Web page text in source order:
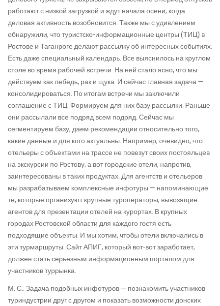
работают с низкой загрузкой и ждут начала осени, когда
деловая активность возобновится. Также мы с удивлением
обнаружили, что туристско-информационные центры (ТИЦ) в
Ростове и Таганроге делают рассылку об интересных событиях.
Есть даже специальный календарь. Все выяснилось на круглом
столе во время рабочей встречи. На ней стало ясно, что мы
действуем как лебедь, рак и щука. И сейчас главная задача —
консолидироваться. По итогам встречи мы заключили
соглашение с ТИЦ. Формируем для них базу рассылки. Раньше
они рассылали все подряд всем подряд. Сейчас мы
сегментируем базу, даем рекомендации относительно того,
какие данные и для кого актуальны. Например, очевидно, что
отельеры с объектами на трассе не повезут своих постояльцев
на экскурсии по Ростову; а вот городские отели, напротив,
заинтересованы в таких продуктах. Для агентств и отельеров
мы разрабатываем комплексные инфотуры — напоминающие
те, которые организуют крупные туроператоры, вывозящие
агентов для презентации отелей на курортах. В крупных
городах Ростовской области для каждого гостя есть
подходящие объекты. И мы хотим, чтобы отели включались в
эти турмаршруты. Сайт АПИГ, который вот-вот заработает,
должен стать серьезным информационным порталом для
участников туррынка.
М. С.: Задача подобных инфотуров — познакомить участников
туриндустрии друг с другом и показать возможности донских